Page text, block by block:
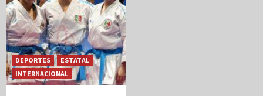
DEPORTES
ESTATAL
INTERNACIONAL